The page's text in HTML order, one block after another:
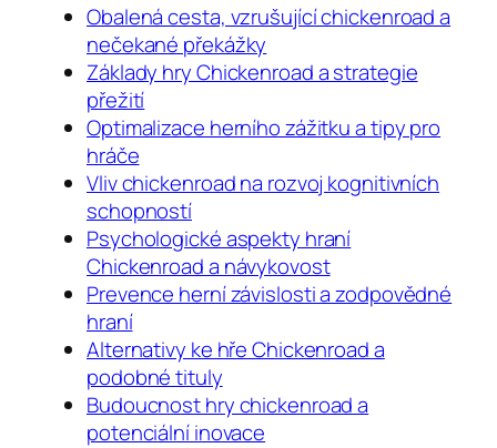
Obalená cesta, vzrušující chickenroad a
nečekané překážky
Základy hry Chickenroad a strategie
přežití
Optimalizace herního zážitku a tipy pro
hráče
Vliv chickenroad na rozvoj kognitivních
schopností
Psychologické aspekty hraní
Chickenroad a návykovost
Prevence herní závislosti a zodpovědné
hraní
Alternativy ke hře Chickenroad a
podobné tituly
Budoucnost hry chickenroad a
potenciální inovace